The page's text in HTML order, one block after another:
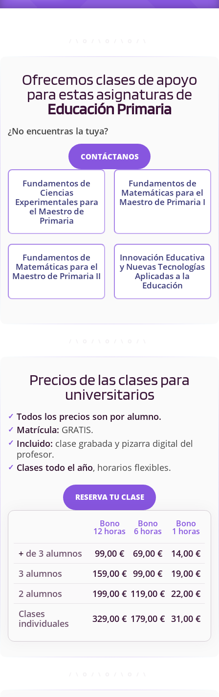
Ofrecemos clases de apoyo
para estas asignaturas de
Educación Primaria
¿No encuentras la tuya?
CONTÁCTANOS
Fundamentos de
Ciencias
Experimentales para
el Maestro de
Primaria
Fundamentos de
Matemáticas para el
Maestro de Primaria I
Fundamentos de
Matemáticas para el
Maestro de Primaria II
Innovación Educativa
y Nuevas Tecnologías
Aplicadas a la
Educación
Precios de las clases para
universitarios
Todos los precios son por alumno.
Matrícula: GRATIS.
Incluido: clase grabada y pizarra digital del
profesor.
Clases todo el año, horarios flexibles.
RESERVA TU CLASE
Bono
12 horas
Bono
6 horas
Bono
1 horas
+ de 3 alumnos 99,00 € 69,00 €
14,00 €
3 alumnos
159,00 € 99,00 €
19,00 €
2 alumnos
199,00 € 119,00 € 22,00 €
Clases
individuales
329,00 € 179,00 € 31,00 €